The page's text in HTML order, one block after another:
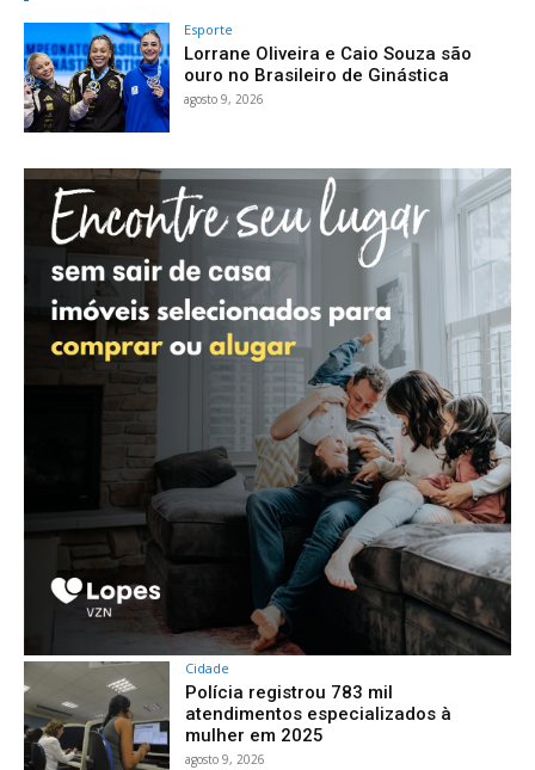
Esporte
Lorrane Oliveira e Caio Souza são
ouro no Brasileiro de Ginástica
agosto 9, 2026
Cidade
Polícia registrou 783 mil
atendimentos especializados à
mulher em 2025
agosto 9, 2026